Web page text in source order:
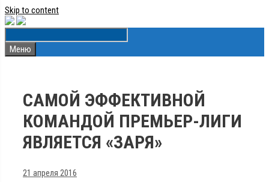
Skip to content
Меню
САМОЙ ЭФФЕКТИВНОЙ
КОМАНДОЙ ПРЕМЬЕР-ЛИГИ
ЯВЛЯЕТСЯ «ЗАРЯ»
21 апреля 2016